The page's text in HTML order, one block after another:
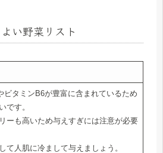
い野菜リスト
ビタミンB6が豊富に含まれているため
です。
ーも高いため与えすぎには注意が必要
て人肌に冷まして与えましょう。